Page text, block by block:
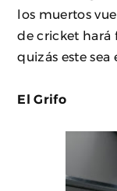
los muertos
de cricket hará
quizás este sea
El Grifo